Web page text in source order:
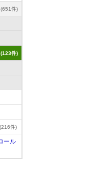
(651件)
(123件)
(216件)
ール